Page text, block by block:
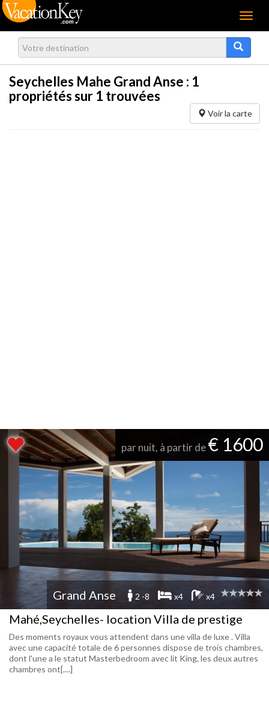
Menu
Seychelles Mahe Grand Anse : 1
propriétés sur 1 trouvées
Voir la carte
par nuit, à partir de€ 1600
Grand Anse 2 -8 x4 x4
Mahé,Seychelles- location Villa de prestige
Des moments royaux vous attendent dans une villa de luxe . Villa
avec une capacité totale de 6 personnes dispose de trois chambres,
dont l'une a le statut Masterbedroom avec lit King, les deux autres
chambres ont[....]